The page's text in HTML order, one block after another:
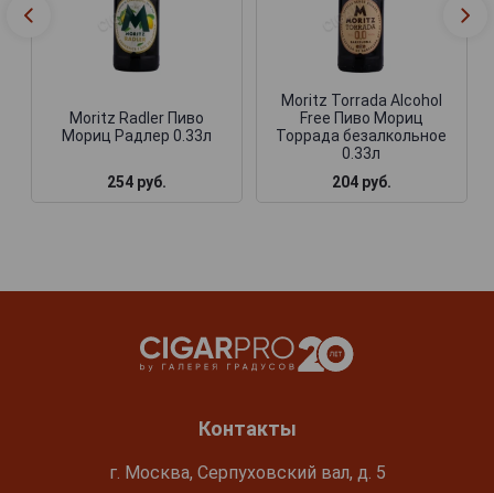
Moritz Radler Пиво
Мориц Радлер 0.33л
254 руб.
Moritz Torrada Alcohol
Free Пиво Мориц
Торрада безалкольное
0.33л
204 руб.
Контакты
г. Москва, Серпуховский вал, д. 5